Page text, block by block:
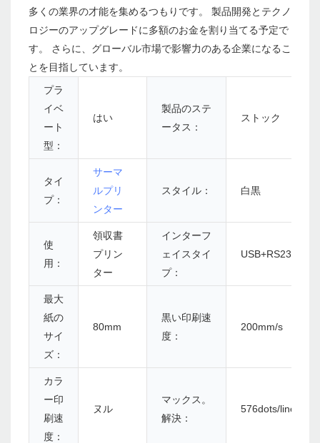
多くの業界の才能を集めるつもりです。 製品開発とテクノ
ロジーのアップグレードに多額のお金を割り当てる予定で
す。 さらに、グローバル市場で影響力のある企業になるこ
とを目指しています。
プラ
イベ
ート
型：
はい
製品のステ
ータス：
ストック
タイ
プ：
サーマ
ルプリ
ンター
スタイル： 白黒
使
用：
領収書
プリン
ター
インターフ
ェイスタイ
プ：
USB+RS232
最大
紙の
サイ
ズ：
80mm
黒い印刷速
度：
200mm/s
カラ
ー印
刷速
度：
ヌル
マックス。
解決：
576dots/lineまた